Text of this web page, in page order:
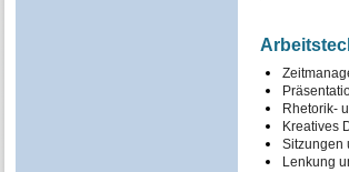
Rhetorik-
Kreatives
Sitzungen
Lenkung